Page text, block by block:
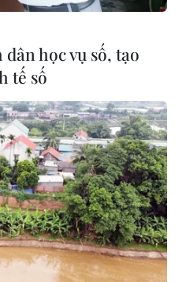
học vụ số, tạo
tế số